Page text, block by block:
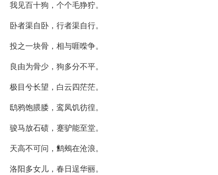
我见百十狗，个个毛狰狞。
卧者渠自卧，行者渠自行。
投之一块骨，相与啀喍争。
良由为骨少，狗多分不平。
极目兮长望，白云四茫茫。
鸱鸦饱腲腇，鸾凤饥彷徨。
骏马放石碛，蹇驴能至堂。
天高不可问，鹪鵊在沧浪。
洛阳多女儿，春日逞华丽。